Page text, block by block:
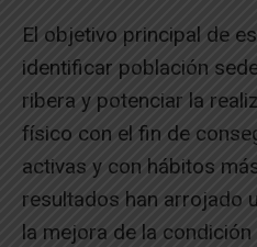
El objetivo principal de
identificar población
ribera y potenciar la
físico con el fin de
activas y con hábitos
resultados han arrojado
la mejora de la